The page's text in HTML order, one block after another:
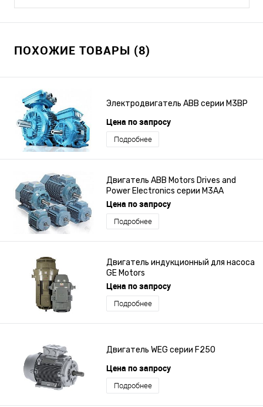
ПОХОЖИЕ ТОВАРЫ (8)
Электродвигатель ABB серии M3BP
Цена по запросу
Подробнее
Двигатель ABB Motors Drives and
Power Electronics серии M3AA
Цена по запросу
Подробнее
Двигатель индукционный для насоса
GE Motors
Цена по запросу
Подробнее
Двигатель WEG серии F250
Цена по запросу
Подробнее